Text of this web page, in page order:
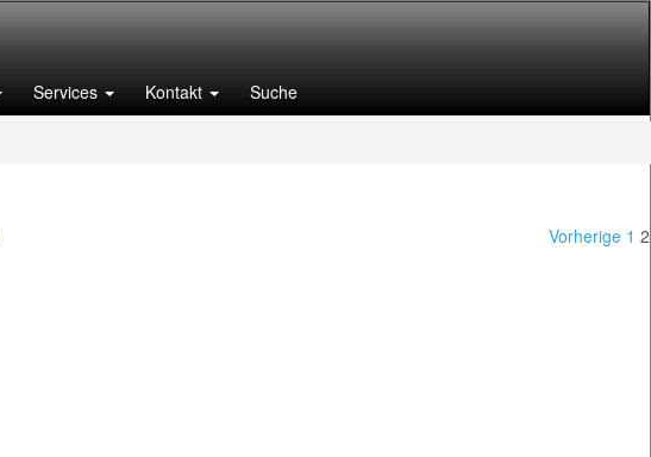
Services Kontakt Suche
Vorherige 1 2